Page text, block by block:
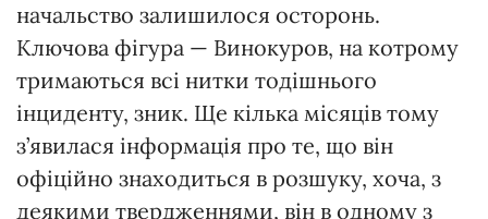
начальство залишилося осторонь.
Ключова фігура — Винокуров, на котрому
тримаються всі нитки тодішнього
інциденту, зник. Ще кілька місяців тому
з’явилася інформація про те, що він
офіційно знаходиться в розшуку, хоча, з
деякими твердженнями, він в одному з